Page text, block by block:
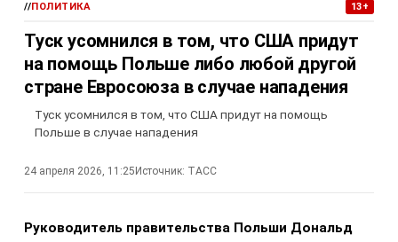
//ПОЛИТИКА 13+
Туск усомнился в том, что США придут
на помощь Польше либо любой другой
стране Евросоюза в случае нападения
Туск усомнился в том, что США придут на помощь
Польше в случае нападения
24 апреля 2026, 11:25 Источник: ТАСС
Руководитель правительства Польши Дональд